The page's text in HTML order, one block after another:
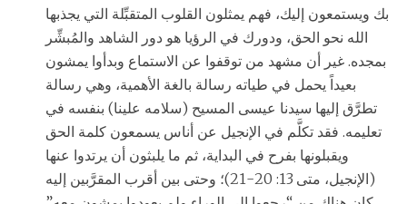
بك ويستمعون إليك، فهم يمثلون القلوب المتقبِّلة التي يجذبها
الله نحو الحق، ودورك في الرؤيا هو دور الشاهد والمُبشِّر
بمجده. غير أن مشهد من توقفوا عن الاستماع وبدأوا يمشون
بعيداً يحمل في طياته رسالة بالغة الأهمية، وهي رسالة
تطرَّق إليها سيدنا عيسى المسيح (سلامه علينا) بنفسه في
تعليمه. فقد تكلَّم في الإنجيل عن أناس يسمعون كلمة الحق
ويقبلونها بفرح في البداية، ثم ما يلبثون أن يرتدوا عنها
(الإنجيل، متى 13: 20-21)؛ وحتى بين أقرب المقرَّبين إليه